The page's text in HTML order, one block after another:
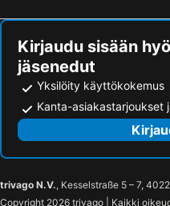
Itis
Kauppatori
Tampereen stadion
Aulanko Golf
Herttoniemi
Raksa
Nordic Fitness Expo
Julistemuseo
Kirjaudu sisään
jäsenedut
Yksilöity käyttökokemus
Kanta-asiakastarjoukset
trivago N.V., Kesselstraße 5 – 7,
Copyright 2026 trivago | Kaikki